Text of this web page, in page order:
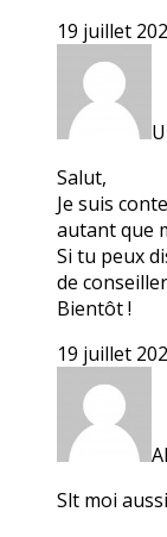
19 juillet
Salut,
Je suis
autant que
Si tu peux
de
Bientôt !
19 juillet
Slt moi